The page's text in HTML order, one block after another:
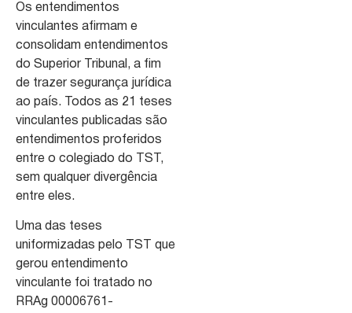
Os entendimentos
vinculantes afirmam e
consolidam entendimentos
do Superior Tribunal, a fim
de trazer segurança jurídica
ao país. Todos as 21 teses
vinculantes publicadas são
entendimentos proferidos
entre o colegiado do TST,
sem qualquer divergência
entre eles.
Uma das teses
uniformizadas pelo TST que
gerou entendimento
vinculante foi tratado no
RRAg 00006761-